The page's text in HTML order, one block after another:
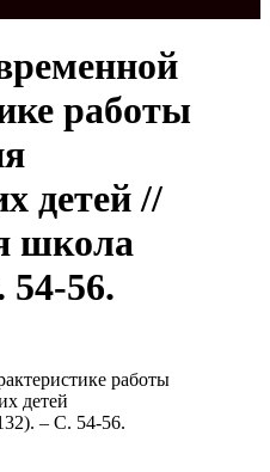
работы
детей //
школа
56.
работы
детей
– С. 54-56.